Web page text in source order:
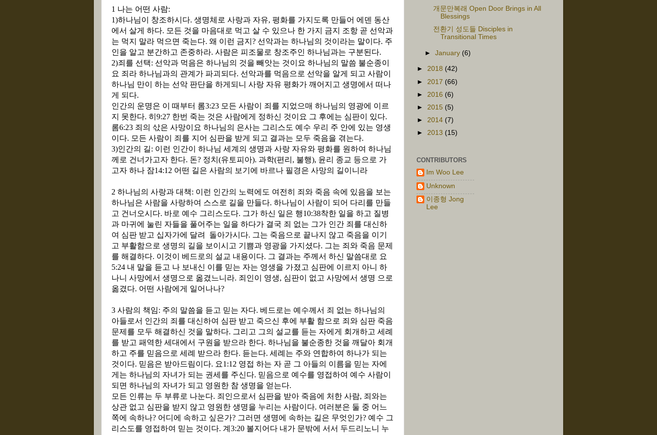
1 나는 어떤 사람:
1)하나님이 창조하시다. 생명체로 사랑과 자유, 평화를 가지도록 만들어 에덴 동산
에서 살게 하다. 모든 것을 마음대로 먹고 살 수 있으나 한 가지 금지 조항 곧 선악과
는 먹지 말라 먹으면 죽는다. 왜 이런 금지 ? 선악과는 하나님의 것이라는 말이다. 주
인을 알고 분간하고 존중하라. 사람은 피조물로 창조주인 하나님과는 구분된다.
2)죄를 선택: 선악과 먹음은 하나님의 것을 빼앗는 것이요 하나님의 말씀 불순종이
요 죄라 하나님과의 관계가 파괴되다. 선악과를 먹음으로 선악을 알게 되고 사람이
하나님 만이 하는 선악 판단을 하게되니 사랑 자유 평화가 깨어지고 생명에서 떠나
게 되다.
인간의 운명은 이 때부터 롬3:23 모든 사람이 죄를 지었으매 하나님의 영광에 이르
지 못한다. 히 9:27 한번 죽는 것은 사람에게 정하신 것이요 그 후에는 심판이 있다.
롬6:23 죄의 삯은 사망이요 하나님의 은사는 그리스도 예수 우리 주 안에 있는 영생
이다. 모든 사람이 죄를 지어 심판을 받게 되고 결과는 모두 죽음을 겪는다.
3)인간의 길: 이런 인간이 하나님 세계의 생명과 사랑 자유와 평화를 원하여 하나님
께로 건너가고자 한다. 돈? 정치 (유토피아). 과학(편리 , 불행), 윤리 종교 등으로 가
고자 하나 잠14:12 어떤 길은 사람의 보기에 바르나 필경은 사망의 길이니라
2 하나님의 사랑과 대책: 이런 인간의 노력에도 여전히 죄와 죽음 속에 있음을 보는
하나님은 사람을 사랑하여 스스로 길을 만들다. 하나님이 사람이 되어 다리를 만들
고 건너오시다. 바로 예수 그리스도다. 그가 하신 일은 행10:38착한 일을 하고 질병
과 마귀에 눌린 자들을 풀어주는 일을 하다가 결국 죄 없는 그가 인간 죄를 대신하
여 심판 받고 십자가에 달려
돌아가시다. 그는 죽음으로 끝나지 않고 죽음을 이기
고 부활함으로 생명의 길을 보이시고 기쁨과 영광을 가지셨다. 그는 죄와 죽음 문제
를 해결하다. 이것이 베드로의 설교 내용이다. 그 결과는 주께서 하신 말씀대로 요
5:24 내 말을 듣고 나 보내신 이를 믿는 자는 영생을 가졌고 심판에 이르지 아니 하
나니 사망에서 생명으로 옮겼느니라. 죄인이 영생, 심판이 없고 사망에서 생명 으로
옮겼다. 어떤 사람에게 일어나나?
3 사람의 책임: 주의 말씀을 듣고 믿는 자다. 베드로는 예수께서 죄 없는 하나님의
아들로서 인간의 죄를 대신하여 심판 받고 죽으신 후에 부활 함으로 죄와 심판 죽음
문제를 모두 해결하신 것을 말하다. 그리고 그의 설교를 듣는 자에게 회개하고 세례
를 받고 패역한 세대에서 구원을 받으라 한다. 하나님을 불순종한 것을 깨달아 회개
하고 주를 믿음으로 세례 받으라 한다. 듣는다. 세례는 주와 연합하여 하나가 되는
것이다. 믿음은 받아드림이다. 요1:12 영접 하는 자 곧 그 아들의 이름을 믿는 자에
게는 하나님의 자녀가 되는 권세를 주신다. 믿음으로 예수를 영접하여 예수 사람이
되면 하나님의 자녀가 되고 영원한 참 생명을 얻는다.
모든 인류는 두 부류로 나눈다. 죄인으로서 심판을 받아 죽음에 처한 사람, 죄와는
상관 없고 심판을 받지 않고 영원한 생명을 누리는 사람이다. 여러분은 둘 중 어느
쪽에 속하나? 어디에 속하고 싶은가? 그러면 생명에 속하는 길은 무엇인가? 예수 그
리스도를 영접하여 믿는 것이다. 계 3:20 볼지어다 내가 문밖에 서서 두드리노니 누
개문만복래 Open Door Brings in All
Blessings
전환기 성도들 Disciples in
Transitional Times
►January (6)
► 2018 (42)
► 2017 (66)
► 2016 (6)
► 2015 (5)
► 2014 (7)
► 2013 (15)
CONTRIBUTORS
Im Woo Lee
Unknown
이종형 Jong
Lee